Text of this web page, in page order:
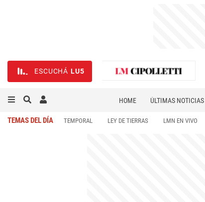
ESCUCHÁ LU5
HOME ÚLTIMAS NOTICIAS
TEMAS DEL DÍA TEMPORAL LEY DE TIERRAS LMN EN VIVO